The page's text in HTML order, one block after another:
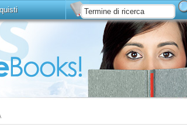
Installa
Ricerca estesa